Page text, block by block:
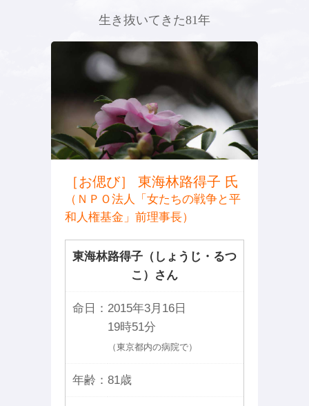
生き抜いてきた81年
［お偲び］ 東海林路得子 氏
（ＮＰＯ法人「女たちの戦争と平
和人権基金」前理事長）
東海林路得子（しょうじ・るつ
こ）さん
命日： 2015年3月16日
19時51分
（東京都内の病院で）
年齢： 81歳